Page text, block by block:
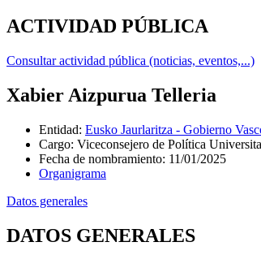
ACTIVIDAD PÚBLICA
Consultar actividad pública (noticias, eventos,...)
Xabier Aizpurua Telleria
Entidad: Eusko Jaurlaritza - Gobierno
Cargo: Viceconsejero de Política
Fecha de nombramiento: 11/01/2025
Organigrama
Datos generales
DATOS GENERALES